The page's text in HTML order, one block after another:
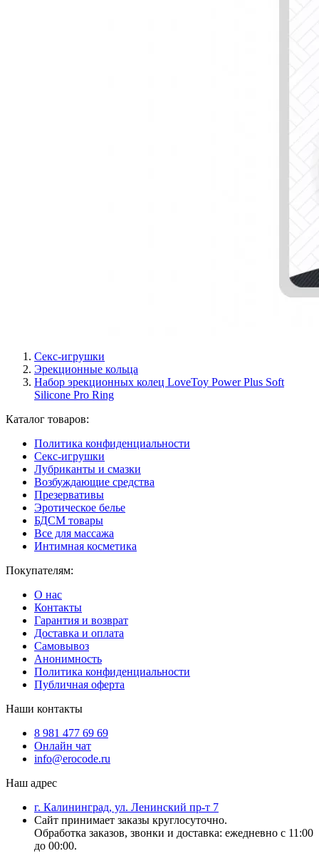
Секс-игрушки
Эрекционные кольца
Набор эрекционных колец LoveToy Power Plus Soft
Silicone Pro Ring
Каталог товаров:
Политика конфиденциальности
Секс-игрушки
Лубриканты и смазки
Возбуждающие средства
Презервативы
Эротическое белье
БДСМ товары
Все для массажа
Интимная косметика
Покупателям:
О нас
Контакты
Гарантия и возврат
Доставка и оплата
Самовывоз
Анонимность
Политика конфиденциальности
Публичная оферта
Наши контакты
8 981 477 69 69
Онлайн чат
info@erocode.ru
Наш адрес
г. Калининград, ул. Ленинский пр-т 7
Сайт принимает заказы круглосуточно.
Обработка заказов, звонки и доставка: ежедневно с 11:00
до 00:00.